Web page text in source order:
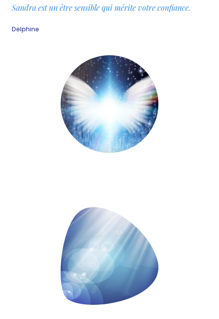
Sandra est un être sensible qui mérite votre confiance.
Delphine